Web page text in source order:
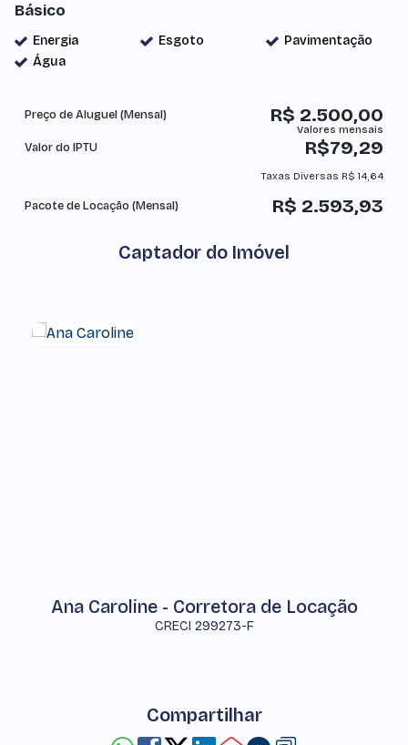
Básico
Energia Esgoto
Pavimentação
Água
R$ 2.500,00
Preço de Aluguel (Mensal)
Valor do IPTU R$79,29
Taxas Diversas R$ 14,64
R$ 2.593,93
Pacote de Locação (Mensal)
Captador do Imóvel
Ana Caroline - Corretora de Locação
CRECI 299273-F
Compartilhar